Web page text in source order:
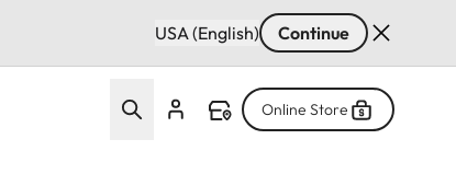
USA (English) Continue
Online Store